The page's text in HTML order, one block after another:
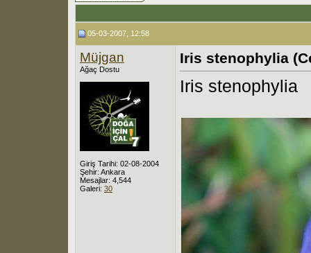
05-03-2007, 12:58
Müjgan
Ağaç Dostu
Giriş Tarihi: 02-08-2004
Şehir: Ankara
Mesajlar: 4,544
Galeri: 30
Iris stenophylia
Iris stenophylia